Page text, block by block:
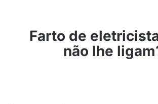
Farto de
não lhe